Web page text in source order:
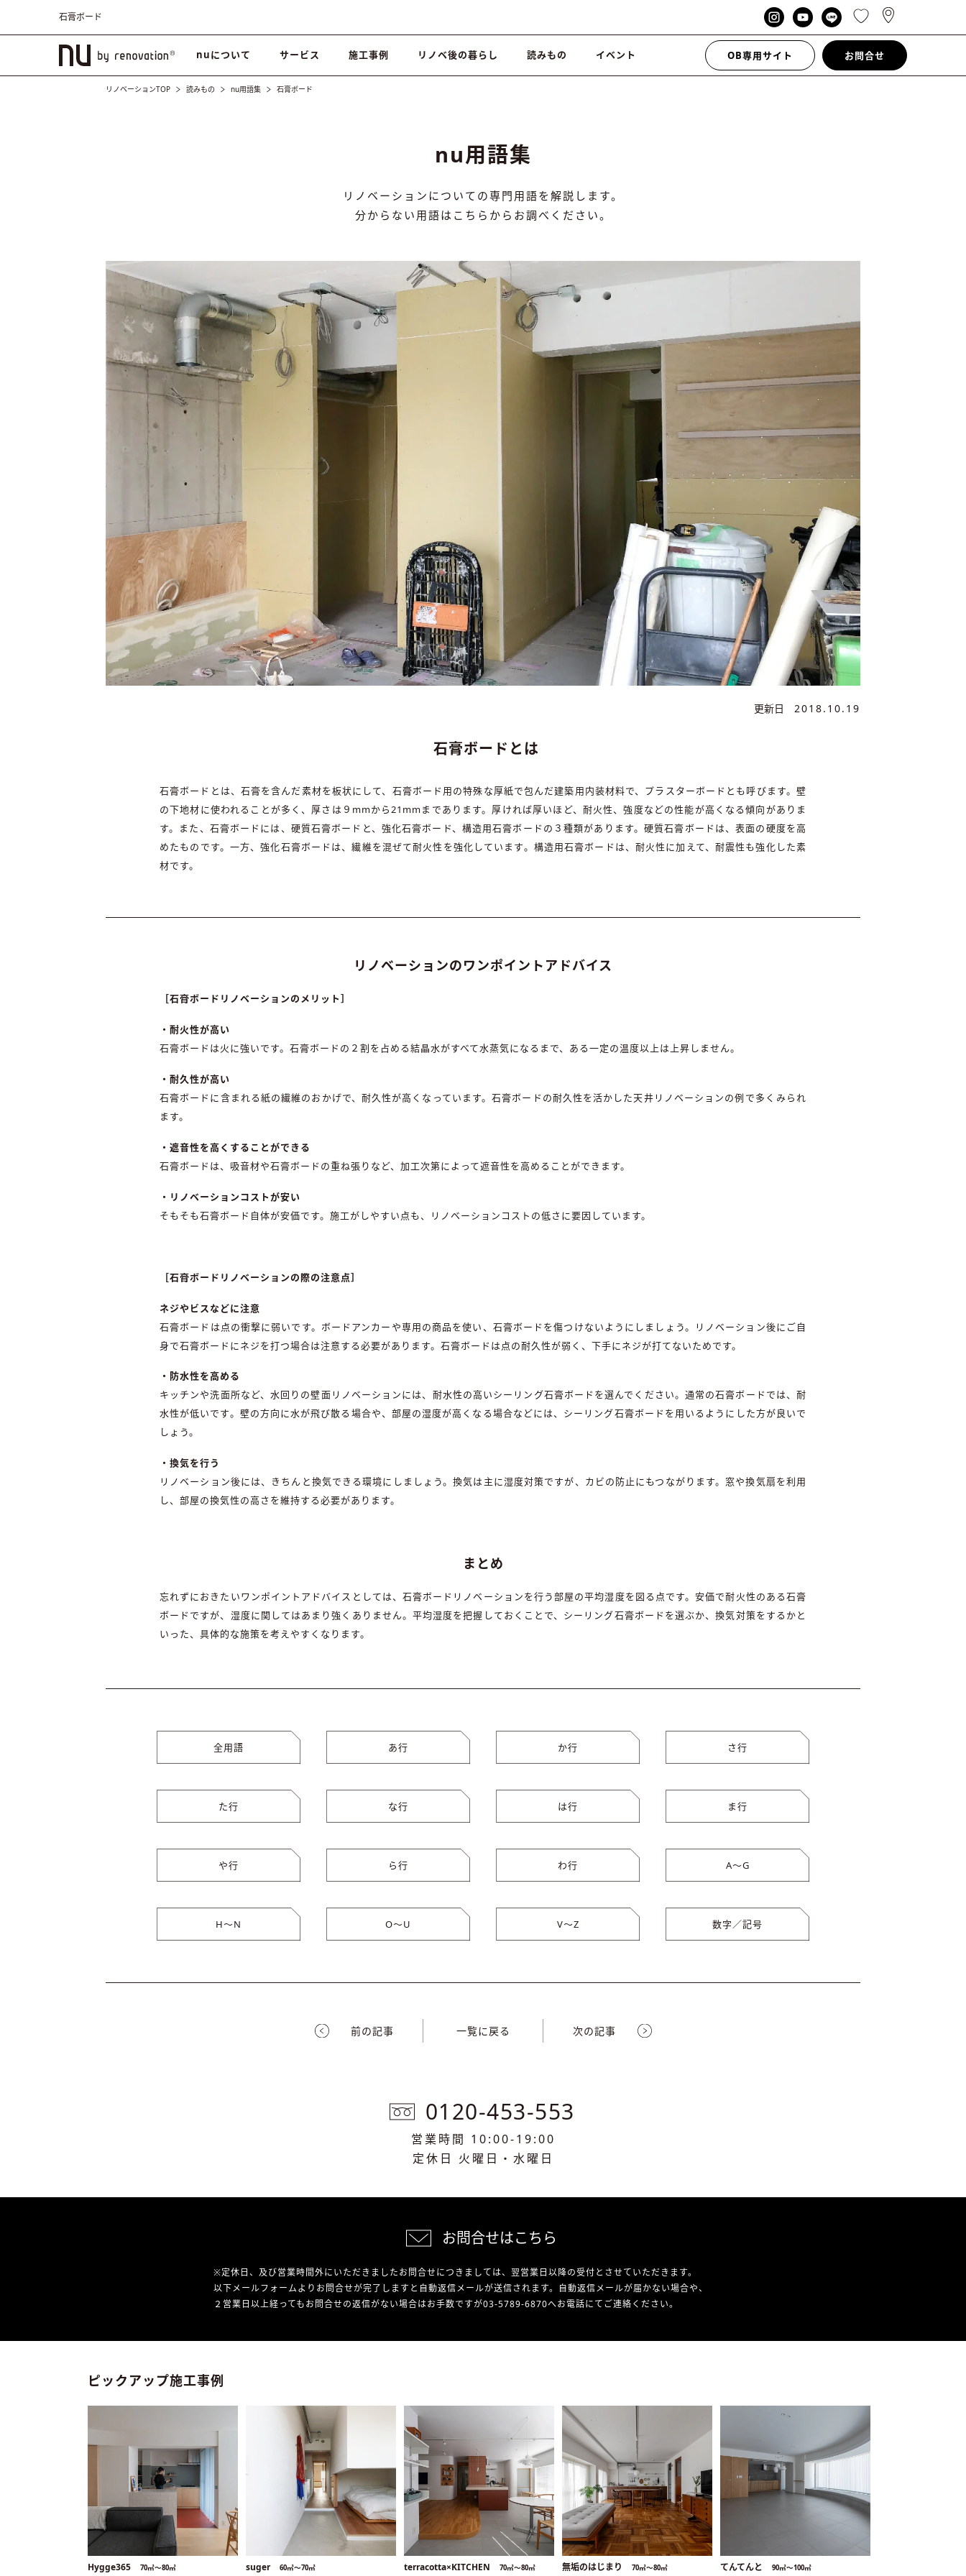
石膏ボード
nuについて サービス 施工事例 リノベ後の暮らし 読みもの イベント OB専用サイト お問合せ
リノベーションTOP 読みもの nu用語集 石膏ボード
nu用語集
リノベーションについての専門用語を解説します。
分からない用語はこちらからお調べください。
更新日 2018.10.19
石膏ボードとは
石膏ボードとは、石膏を含んだ素材を板状にして、石膏ボード用の特殊な厚紙で包んだ建築用内装材料で、プラスターボードとも呼びます。壁
の下地材に使われることが多く、厚さは９mmから21mmまであります。厚ければ厚いほど、耐火性、強度などの性能が高くなる傾向がありま
す。また、石膏ボードには、硬質石膏ボードと、強化石膏ボード、構造用石膏ボードの３種類があります。硬質石膏ボードは、表面の硬度を高
めたものです。一方、強化石膏ボードは、繊維を混ぜて耐火性を強化しています。構造用石膏ボードは、耐火性に加えて、耐震性も強化した素
材です。
リノベーションのワンポイントアドバイス
［石膏ボードリノベーションのメリット］
・耐火性が高い
石膏ボードは火に強いです。石膏ボードの２割を占める結晶水がすべて水蒸気になるまで、ある一定の温度以上は上昇しません。
・耐久性が高い
石膏ボードに含まれる紙の繊維のおかげで、耐久性が高くなっています。石膏ボードの耐久性を活かした天井リノベーションの例で多くみられ
ます。
・遮音性を高くすることができる
石膏ボードは、吸音材や石膏ボードの重ね張りなど、加工次第によって遮音性を高めることができます。
・リノベーションコストが安い
そもそも石膏ボード自体が安価です。施工がしやすい点も、リノベーションコストの低さに要因しています。
［石膏ボードリノベーションの際の注意点］
ネジやビスなどに注意
石膏ボードは点の衝撃に弱いです。ボードアンカーや専用の商品を使い、石膏ボードを傷つけないようにしましょう。リノベーション後にご自
身で石膏ボードにネジを打つ場合は注意する必要があります。石膏ボードは点の耐久性が弱く、下手にネジが打てないためです。
・防水性を高める
キッチンや洗面所など、水回りの壁面リノベーションには、耐水性の高いシーリング石膏ボードを選んでください。通常の石膏ボードでは、耐
水性が低いです。壁の方向に水が飛び散る場合や、部屋の湿度が高くなる場合などには、シーリング石膏ボードを用いるようにした方が良いで
しょう。
・換気を行う
リノベーション後には、きちんと換気できる環境にしましょう。換気は主に湿度対策ですが、カビの防止にもつながります。窓や換気扇を利用
し、部屋の換気性の高さを維持する必要があります。
まとめ
忘れずにおきたいワンポイントアドバイスとしては、石膏ボードリノベーションを行う部屋の平均湿度を図る点です。安価で耐火性のある石膏
ボードですが、湿度に関してはあまり強くありません。平均湿度を把握しておくことで、シーリング石膏ボードを選ぶか、換気対策をするかと
いった、具体的な施策を考えやすくなります。
全用語 あ行 か行 さ行
た行 な行 は行 ま行
や行 ら行 わ行 A〜G
H〜N O〜U V〜Z 数字／記号
前の記事 一覧に戻る 次の記事
0120-453-553
営業時間 10:00-19:00
定休日 火曜日・水曜日
お問合せはこちら
※定休日、及び営業時間外にいただきましたお問合せにつきましては、翌営業日以降の受付とさせていただきます。
以下メールフォームよりお問合せが完了しますと自動返信メールが送信されます。自動返信メールが届かない場合や、
２営業日以上経ってもお問合せの返信がない場合はお手数ですが03-5789-6870へお電話にてご連絡ください。
ピックアップ施工事例
Hygge365 70㎡〜80㎡ suger 60㎡〜70㎡ terracotta×KITCHEN 70㎡〜80㎡ 無垢のはじまり 70㎡〜80㎡ てんてんと 90㎡〜100㎡